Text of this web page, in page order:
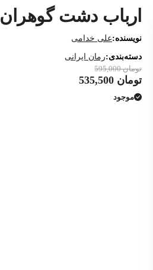
ارباب دشت گوهران
نویسنده:علی خدامی
دسته‌بندی:رمان ایرانی
تومان 595,000
تومان 535,500
موجود